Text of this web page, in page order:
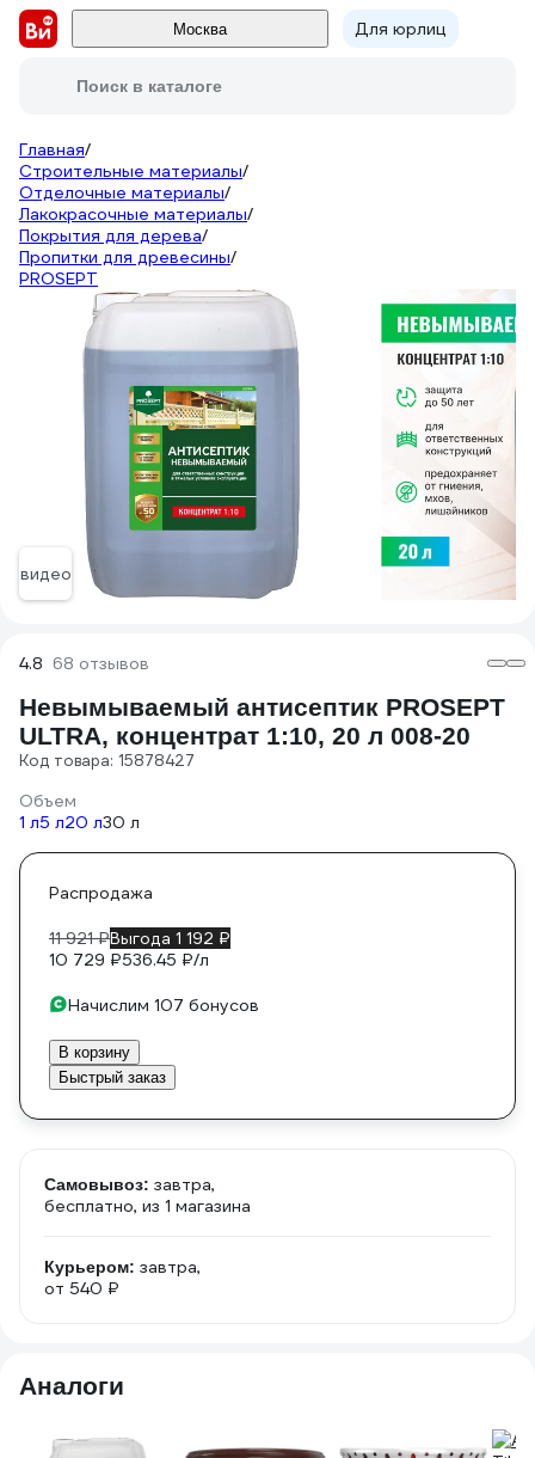
Москва Для юрлиц
Поиск в каталоге
Главная/
Строительные материалы/
Отделочные материалы/
Лакокрасочные материалы/
Покрытия для дерева/
Пропитки для древесины/
PROSEPT
видео
4.8 68 отзывов
Невымываемый антисептик PROSEPT
ULTRA, концентрат 1:10, 20 л 008-20
Код товара: 15878427
Объем
1 л5 л20 л30 л
Распродажа
11 921 ₽Выгода 1 192 ₽
10 729 ₽536.45 ₽/л
Начислим 107 бонусов
В корзину
Быстрый заказ
Самовывоз: завтра,
бесплатно, из 1 магазина
Курьером: завтра,
от 540 ₽
Аналоги